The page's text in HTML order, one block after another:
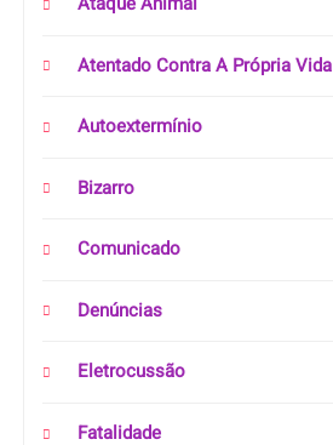
Atentado Contra A Própria Vida
Autoextermínio
Bizarro
Comunicado
Denúncias
Eletrocussão
Fatalidade